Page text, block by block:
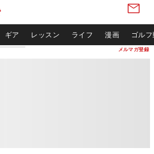
メルマガ登録
ギア レッスン ライフ 漫画 ゴル